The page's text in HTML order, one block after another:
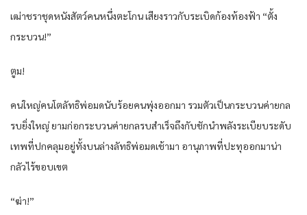
เฒ่าชรา​ชุด​หนัง​สัตว์​คน​หนึ่ง​ตะโกน​ เสียง​ราว​กับระเบิด​ก้อง​ท้องฟ้า​ “ตั้ง​
กระบวน​!”
ตูม​!
คนใหญ่คนโต​ลัทธิ​พ่อ​มด​นับ​ร้อย​คน​พุ่ง​ออกมา​ รวมตัว​เป็น​กระบวน​ค่าย​กล​
รบ​ยิ่งใหญ่​ ยาม​ก่อ​กระบวน​ค่าย​กล​รบ​สำเร็จ​ถึงกับ​ชักนำ​พลัง​ระเบียบ​ระดับ​
เทพ​ที่​ปกคลุม​อยู่​ทั้ง​บน​ล่าง​ลัทธิ​พ่อ​มด​เช้ามา อานุภาพ​ที่​ปะทุ​ออกมา​น่า
กลัว​ไร้​ขอบเขต​
“ฆ่า!”